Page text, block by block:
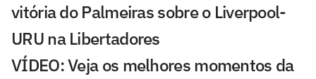
vitória do Palmeiras sobre o Liverpool-
URU na Libertadores
VÍDEO: Veja os melhores momentos da